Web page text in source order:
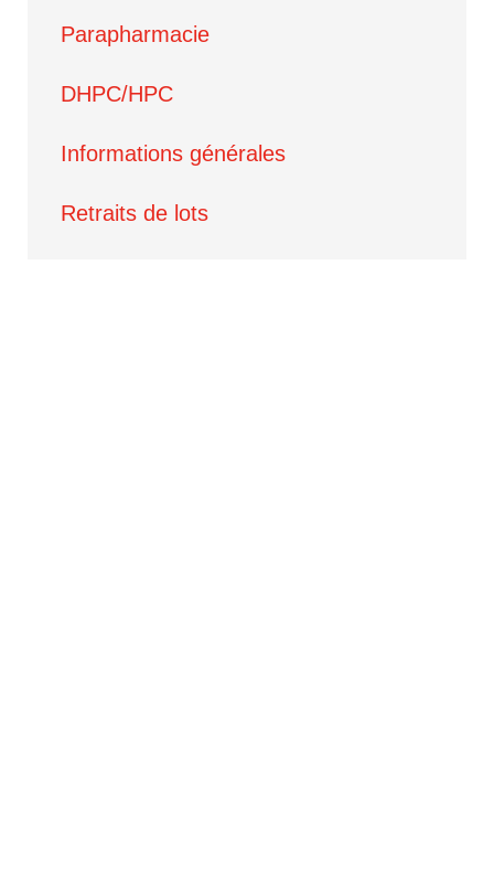
Parapharmacie
DHPC/HPC
Informations générales
Retraits de lots